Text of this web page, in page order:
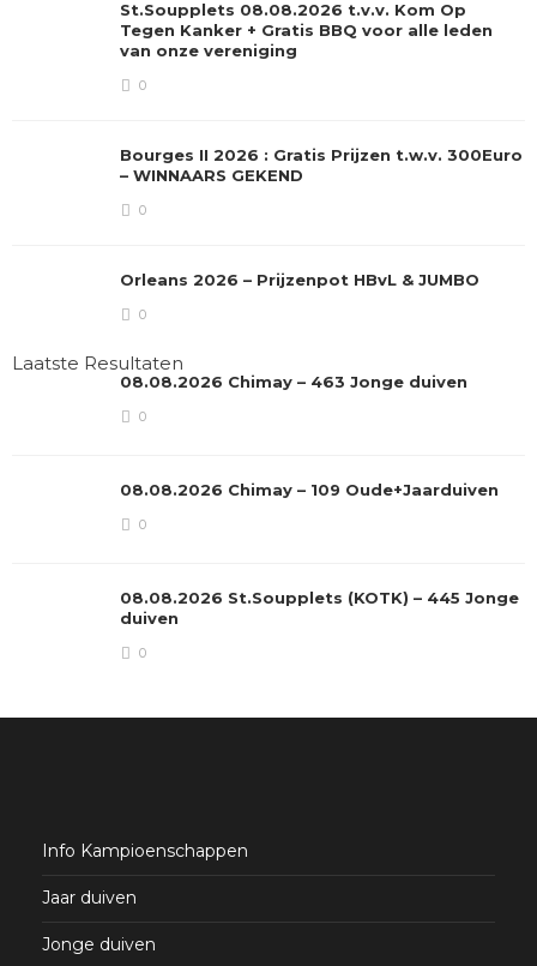
St.Soupplets 08.08.2026 t.v.v. Kom Op
Tegen Kanker + Gratis BBQ voor alle leden
van onze vereniging
0
Bourges II 2026 : Gratis Prijzen t.w.v. 300Euro
– WINNAARS GEKEND
0
Orleans 2026 – Prijzenpot HBvL & JUMBO
0
Laatste Resultaten
08.08.2026 Chimay – 463 Jonge duiven
0
08.08.2026 Chimay – 109 Oude+Jaarduiven
0
08.08.2026 St.Soupplets (KOTK) – 445 Jonge
duiven
0
Info Kampioenschappen
Jaar duiven
Jonge duiven